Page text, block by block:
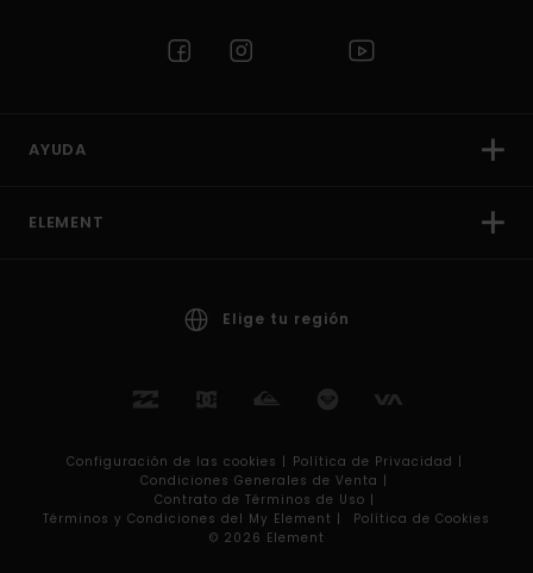
AYUDA
ELEMENT
Elige tu región
Configuración de las cookies | Política de Privacidad |
Condiciones Generales de Venta |
Contrato de Términos de Uso |
Términos y Condiciones del My Element |
Política de Cookies
© 2026 Element